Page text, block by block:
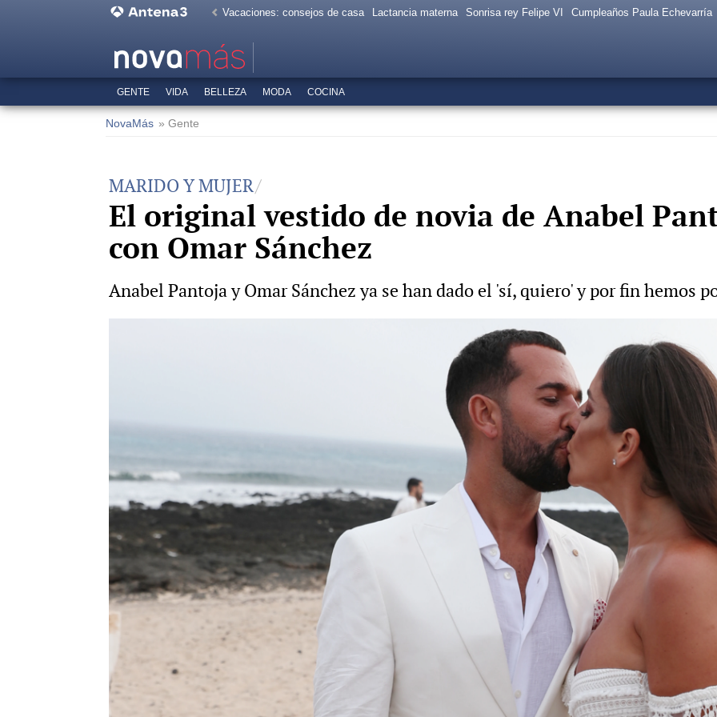
Vacaciones: consejos de casa Lactancia materna Sonrisa rey Felipe VI Cumpleaños Paula Echevarría
GENTE VIDA BELLEZA MODA COCINA
NovaMás » Gente
MARIDO Y MUJER
El original vestido de novia de Anabel
con Omar Sánchez
Anabel Pantoja y Omar Sánchez ya se han dado el 'sí, quiero' y por fin hemos
Irene Picazo
Madrid
02 de octubre de 2021, 09:12
02 de octubre de 2021, 09:11
WhatsappFacebook
Más información
Este 1 de octubre se ha celebrado la esperadísima
boda de Anabel Pantoja y Omar Sánchez.La